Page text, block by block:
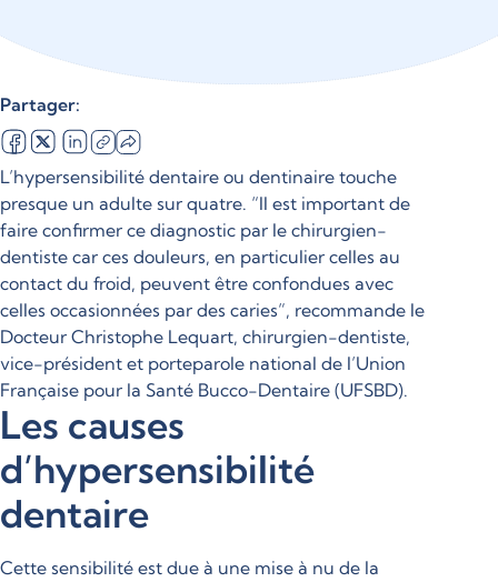
Partager:
L’hypersensibilité dentaire ou dentinaire touche
presque un adulte sur quatre. “Il est important de
faire confirmer ce diagnostic par le chirurgien-
dentiste car ces douleurs, en particulier celles au
contact du froid, peuvent être confondues avec
celles occasionnées par des caries”, recommande le
Docteur Christophe Lequart, chirurgien-dentiste,
vice-président et porteparole national de l’Union
Française pour la Santé Bucco-Dentaire (UFSBD).
Les causes
d’hypersensibilité
dentaire
Cette sensibilité est due à une mise à nu de la